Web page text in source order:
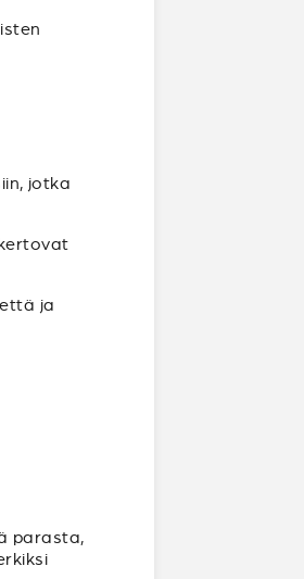
jotka
ja
parasta,